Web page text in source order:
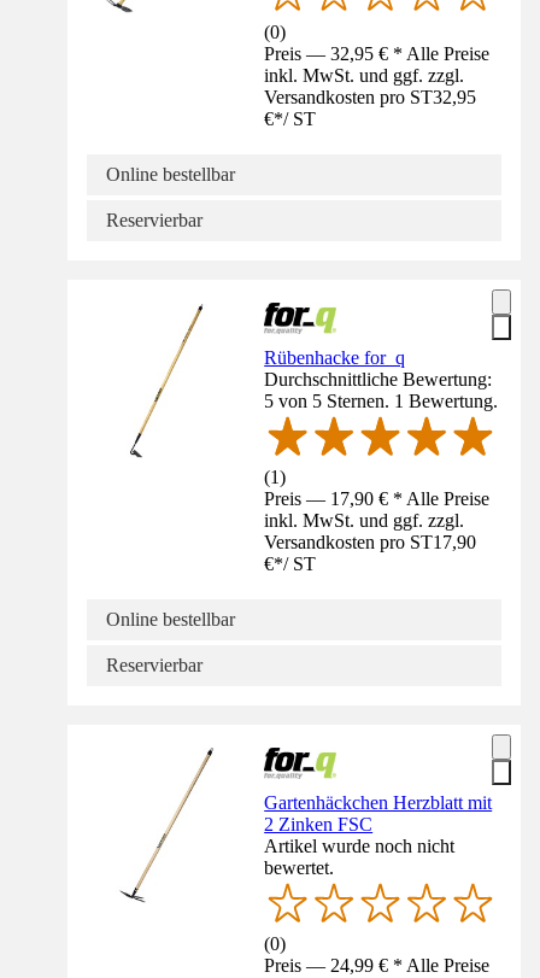
(0)
Preis — 32,95 € * Alle Preise
inkl. MwSt. und ggf. zzgl.
Versandkosten pro ST32,95
€*/ ST
Online bestellbar
Reservierbar
Rübenhacke for_q
Durchschnittliche Bewertung:
5 von 5 Sternen. 1 Bewertung.
(1)
Preis — 17,90 € * Alle Preise
inkl. MwSt. und ggf. zzgl.
Versandkosten pro ST17,90
€*/ ST
Online bestellbar
Reservierbar
Gartenhäckchen Herzblatt mit
2 Zinken FSC
Artikel wurde noch nicht
bewertet.
(0)
Preis — 24,99 € * Alle Preise